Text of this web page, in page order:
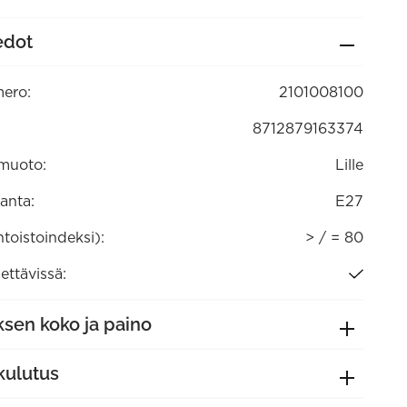
2101008100
8712879163374
Lille
E27
> / = 80
koko ja paino